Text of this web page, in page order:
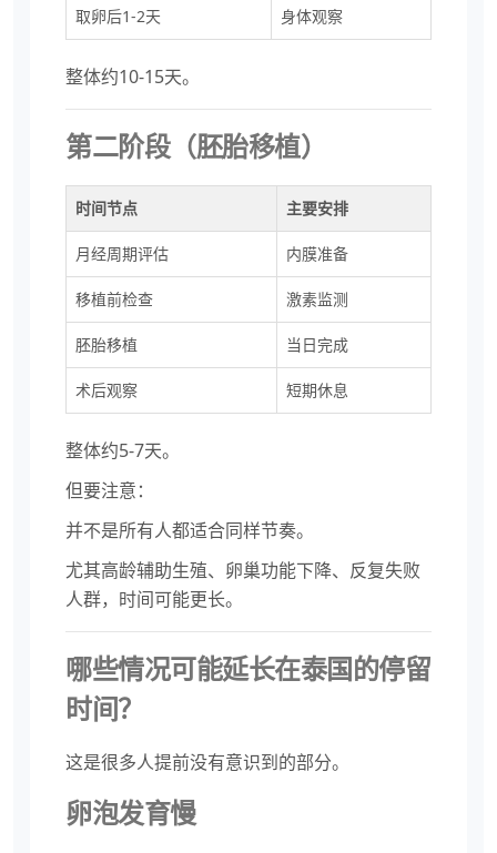
取卵后1-2天 身体观察
整体约10-15天。
第二阶段（胚胎移植）
时间节点 主要安排
月经周期评估 内膜准备
移植前检查 激素监测
胚胎移植 当日完成
术后观察 短期休息
整体约5-7天。
但要注意：
并不是所有人都适合同样节奏。
尤其高龄辅助生殖、卵巢功能下降、反复失败
人群，时间可能更长。
哪些情况可能延长在泰国的停留
时间？
这是很多人提前没有意识到的部分。
卵泡发育慢